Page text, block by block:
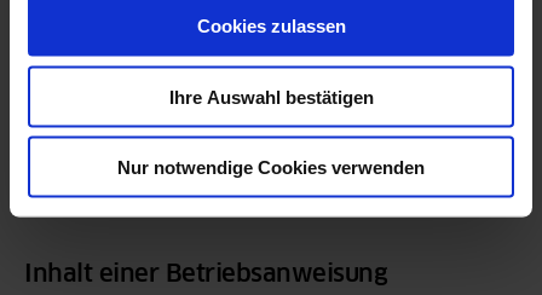
Cookies zulassen
Ihre Auswahl bestätigen
Nur notwendige Cookies verwenden
unbegrenzt gültig sind, ist es essenziell, sie
bei Änderungen, etwa bei neuen
Maschinen oder der Einführung neuer
Gefahrstoffe, umgehend anzupassen.
Inhalt einer Betriebsanweisung